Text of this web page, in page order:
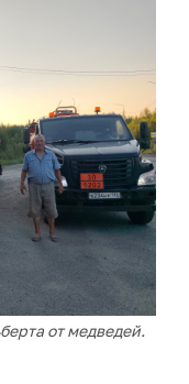
от медведей.